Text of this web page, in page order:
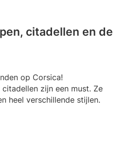
citadellen en de
op Corsica!
zijn een must. Ze
heel verschillende stijlen.